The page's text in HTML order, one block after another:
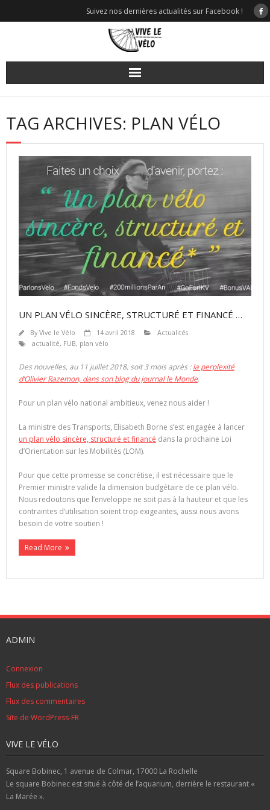
Suivez nos dernières actualités sur Facebook !
TAG ARCHIVES: PLAN VÉLO
UN PLAN VÉLO SINCÈRE, STRUCTURÉ ET FINANCÉ …
ByVive le Vélo 14 avril 2018
Actualités
actualité, FUB, plan vélo
Des nouvelles, au 11 juillet 2018, soit 3 mois après :la perplexité
d’Olivier Razemon, dans son blog du journal le Monde.
Pour un plan vélo national ambitieux, venez nous aider !
La ministre des Transports, Elisabeth Borne s’est engagée à lancer
un plan vélo sincère, structuré et financé dans la prochaine Loi
d’Orientation sur les Mobilités (LOM).
Pour que cette promesse se concrétise, il est nécessaire que le
Premier ministre valide la dimension budgétaire de ce plan vélo.
Nous redoutons que l’enveloppe ne soit pas à la hauteur et que les
contraintes d’utilisation soient trop exigeantes, aussi nous avons
besoin de votre soutien !
Read More
ADMIN
Connexion
Flux des publications
Flux des commentaires
Site de WordPress-FR
VIVE LE VÉLO
Square Bobinec, 1 avenue de Colmar, 17000 La Rochelle
Le square Bobinec est situé à côté de l’aquarium, derrière le restaurant «
La Marée ».